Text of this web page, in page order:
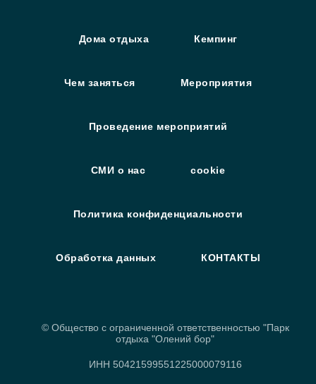
Дома отдыха Кемпинг
Чем заняться Мероприятия
Проведение мероприятий
СМИ о нас cookie
Политика конфиденциальности
Обработка данных КОНТАКТЫ
© Общество с ограниченной ответственностью "Парк
отдыха "Олений бор"
ИНН 50421599551225000079116